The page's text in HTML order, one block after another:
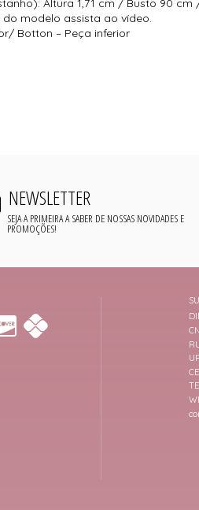
Altura 1,71 cm / Busto 90
do modelo assista ao vídeo.
Botton – Peça inferior
NEWSLETTER
SEJA A PRIMEIRA A SABER DE NOSSAS NOVIDADES E
PROMOÇÕES!